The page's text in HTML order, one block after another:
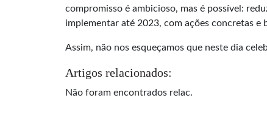
compromisso é ambicioso, mas é possível:
implementar até 2023, com ações concretas e
Assim, não nos esqueçamos que neste dia
Artigos relacionados:
Não foram encontrados relac.